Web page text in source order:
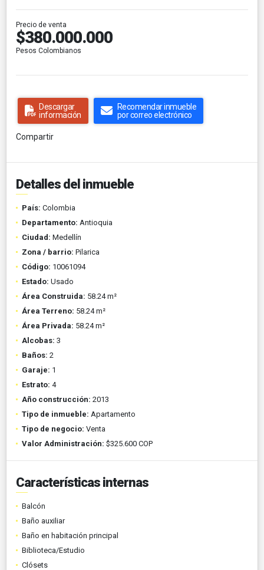
Precio de venta
$380.000.000
Pesos Colombianos
Descargar
información
Recomendar inmueble
por correo electrónico
Compartir
Detalles del inmueble
País: Colombia
Departamento: Antioquia
Ciudad: Medellín
Zona / barrio: Pilarica
Código: 10061094
Estado: Usado
Área Construida: 58.24 m²
Área Terreno: 58.24 m²
Área Privada: 58.24 m²
Alcobas: 3
Baños: 2
Garaje: 1
Estrato: 4
Año construcción: 2013
Tipo de inmueble: Apartamento
Tipo de negocio: Venta
Valor Administración: $325.600 COP
Características internas
Balcón
Baño auxiliar
Baño en habitación principal
Biblioteca/Estudio
Clósets